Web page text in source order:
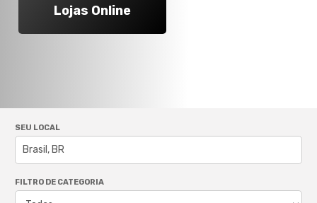
Lojas Online
SEU LOCAL
FILTRO DE CATEGORIA